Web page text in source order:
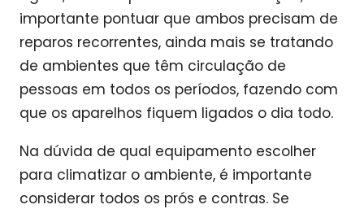
importante pontuar que ambos precisam de
reparos recorrentes, ainda mais se tratando
de ambientes que têm circulação de
pessoas em todos os períodos, fazendo com
que os aparelhos fiquem ligados o dia todo.
Na dúvida de qual equipamento escolher
para climatizar o ambiente, é importante
considerar todos os prós e contras. Se